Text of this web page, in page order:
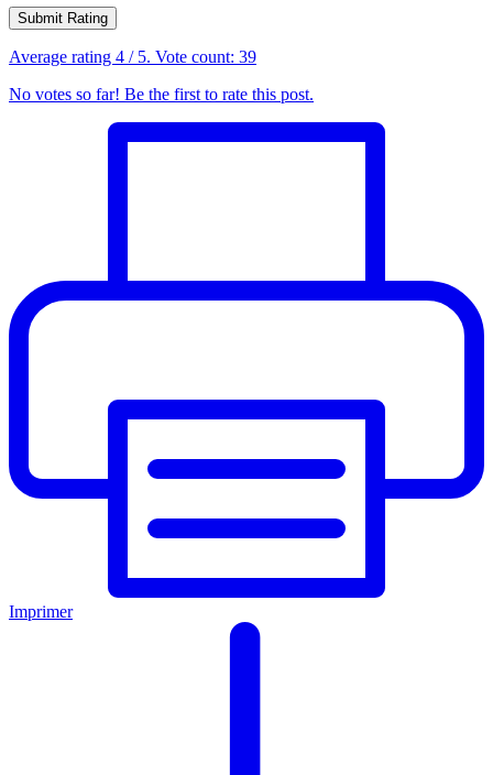
Submit Rating
Average rating 4 / 5. Vote count: 39
No votes so far! Be the first to rate this post.
Imprimer